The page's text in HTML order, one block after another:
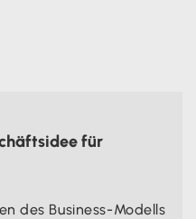
für
des Business-Modells